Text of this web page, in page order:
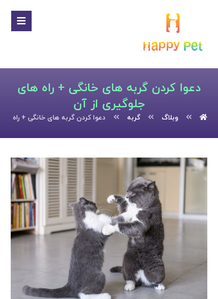
دعوا کردن گربه های خانگی + راه های
جلوگیری از آن
وبلاگ گربه دعوا کردن گربه های خانگی + راه